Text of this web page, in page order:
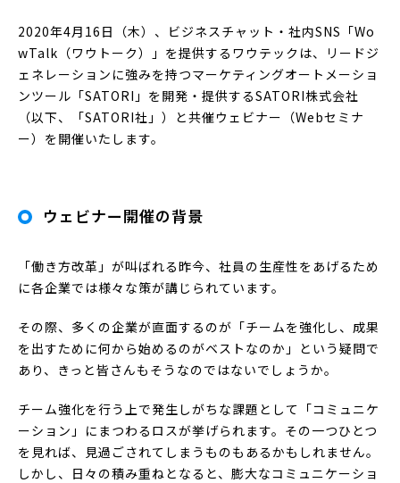
2020年4月16日（木）、ビジネスチャット・社内SNS「Wo
wTalk（ワウトーク）」を提供するワウテックは、リードジ
ェネレーションに強みを持つマーケティングオートメーショ
ンツール「SATORI」を開発・提供するSATORI株式会社
（以下、「SATORI社」）と共催ウェビナー（Webセミナ
ー）を開催いたします。
ウェビナー開催の背景
「働き方改革」が叫ばれる昨今、社員の生産性をあげるため
に各企業では様々な策が講じられています。
その際、多くの企業が直面するのが「チームを強化し、成果
を出すために何から始めるのがベストなのか」という疑問で
あり、きっと皆さんもそうなのではないでしょうか。
チーム強化を行う上で発生しがちな課題として「コミュニケ
ーション」にまつわるロスが挙げられます。その一つひとつ
を見れば、見過ごされてしまうものもあるかもしれません。
しかし、日々の積み重ねとなると、膨大なコミュニケーショ